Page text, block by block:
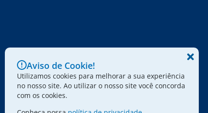
Aviso de Cookie!
Utilizamos cookies para melhorar a sua experiência
no nosso site. Ao utilizar o nosso site você concorda
com os cookies.